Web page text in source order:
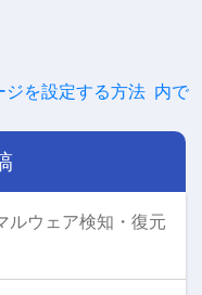
ジを設定する方法 内で
ルウェア検知・復元